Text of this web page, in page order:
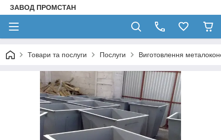
ЗАВОД ПРОМСТАН
Товари та послуги Послуги Виготовлення